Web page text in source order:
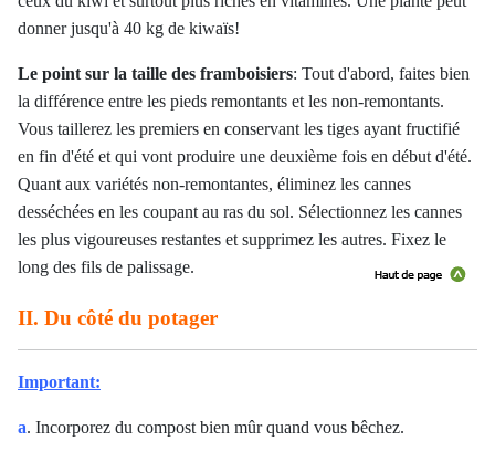
donner jusqu'à 40 kg de kiwaïs!
Le point sur la taille des framboisiers: Tout d'abord, faites bien
la différence entre les pieds remontants et les non-remontants.
Vous taillerez les premiers en conservant les tiges ayant fructifié
en fin d'été et qui vont produire une deuxième fois en début d'été.
Quant aux variétés non-remontantes, éliminez les cannes
desséchées en les coupant au ras du sol. Sélectionnez les cannes
les plus vigoureuses restantes et supprimez les autres. Fixez le
long des fils de palissage.
II. Du côté du potager
Important:
a. Incorporez du compost bien mûr quand vous bêchez.